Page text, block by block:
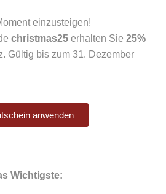
einzusteigen!
christmas25 erhalten Sie 25%
Gültig bis zum 31. Dezember
anwenden
Wichtigste: